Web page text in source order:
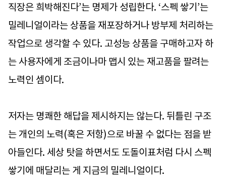
직장은 희박해진다’는 명제가 성립한다. ‘스펙 쌓기’는
밀레니얼이라는 상품을 재포장하거나 방부제 처리하는
작업으로 생각할 수 있다. 고성능 상품을 구매하고자 하
는 사용자에게 조금이나마 맵시 있는 재고품을 팔려는
노력인 셈이다.
저자는 명쾌한 해답을 제시하지는 않는다. 뒤틀린 구조
는 개인의 노력(혹은 저항)으로 바꿀 수 없다는 점을 받
아들인다. 세상 탓을 하면서도 도돌이표처럼 다시 스펙
쌓기에 매달리는 게 지금의 밀레니얼이다.